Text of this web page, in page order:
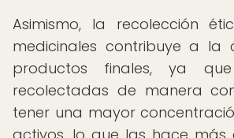
Asimismo, la recolección
medicinales contribuye a la
productos finales, ya
recolectadas de manera
tener una mayor